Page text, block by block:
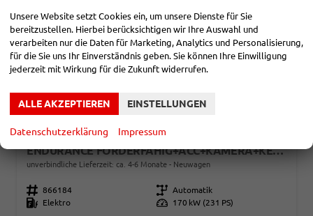
CUPRA BORN
ENDURANCE FÖRDERFÄHIG+ACC+KAMERA+KESSY+LED+19" ALU+KLIMA+FULL LINK
unverbindliche Lieferzeit: ca. 4-6 Monate Neuwagen
Fahrzeugnr. 866184 Getriebe Automatik
Kraftstoff
Elektro Leistung 170 kW (231 PS)
Unsere Website setzt Cookies ein, um unsere Dienste für Sie
bereitzustellen. Hierbei berücksichtigen wir Ihre Auswahl und
verarbeiten nur die Daten für Marketing, Analytics und Personalisierung,
für die Sie uns Ihr Einverständnis geben. Sie können Ihre Einwilligung
jederzeit mit Wirkung für die Zukunft widerrufen.
ALLE AKZEPTIEREN EINSTELLUNGEN
Datenschutzerklärung Impressum